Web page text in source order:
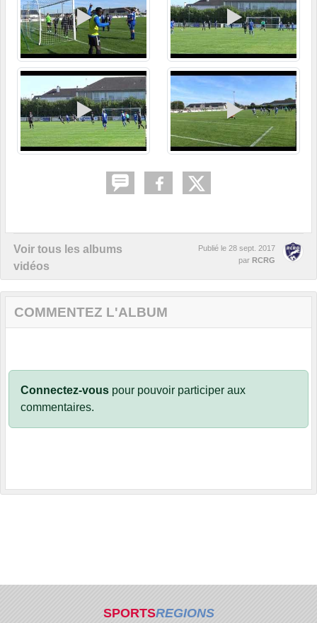
Voir tous les albums
vidéos
Publié le 28 sept. 2017
par RCRG
COMMENTEZ L'ALBUM
Connectez-vous pour pouvoir participer aux
commentaires.
SPORTSREGIONS